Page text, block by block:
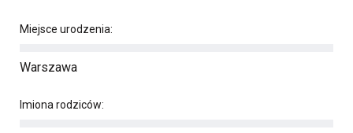
Miejsce urodzenia:
Warszawa
Imiona rodziców: